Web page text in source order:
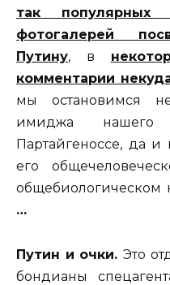
так
фотогалерей
Путину, в
комментарии
мы остановимся
имиджа нашего
Партайгеноссе, да
его
общебиологическом
…
Путин и очки. Это
бондианы